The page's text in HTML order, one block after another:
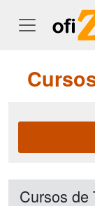
Cursos de